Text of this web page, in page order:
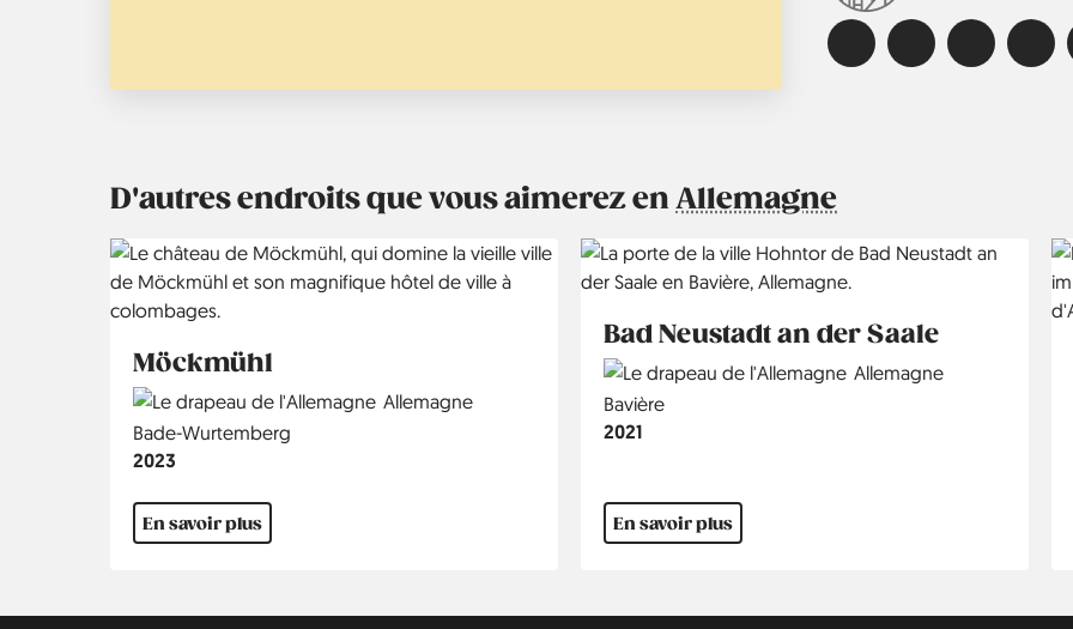
D'autres endroits que vous aimerez en Allemagne
Möckmühl
Country
Allemagne
Région
Bade-Wurtemberg
Année
2023
En savoir plus
Bad Neustadt an der Saale
Country
Allemagne
Région
Bavière
Année
2021
En savoir plus